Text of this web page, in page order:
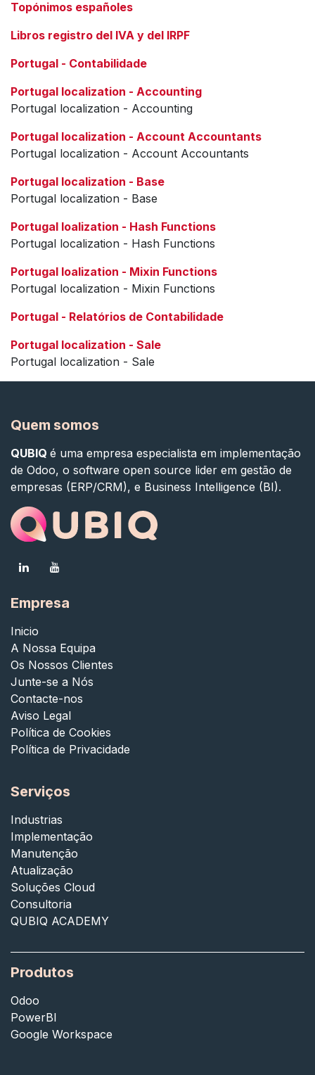
Topónimos españoles
Libros registro del IVA y del IRPF
Portugal - Contabilidade
Portugal localization - Accounting
Portugal localization - Accounting
Portugal localization - Account Accountants
Portugal localization - Account Accountants
Portugal localization - Base
Portugal localization - Base
Portugal loalization - Hash Functions
Portugal localization - Hash Functions
Portugal loalization - Mixin Functions
Portugal localization - Mixin Functions
Portugal - Relatórios de Contabilidade
Portugal localization - Sale
Portugal localization - Sale
Serviços
Industrias
Implementação
Manutenção
Atualização
Soluções Cloud
Consultoria
QUBIQ ACADEMY
Produtos
Odoo
PowerBI
Google Workspace
Empresa
Inicio
A Nossa Equipa
Os Nossos Clientes
Junte-se a Nós
Contacte-nos
Aviso Legal
Política de Cookies
Política de Privacidade
Quem somos
QUBIQ é uma empresa especialista em implementação
de Odoo, o software open source lider em gestão de
empresas (ERP/CRM), e Business Intelligence (BI).